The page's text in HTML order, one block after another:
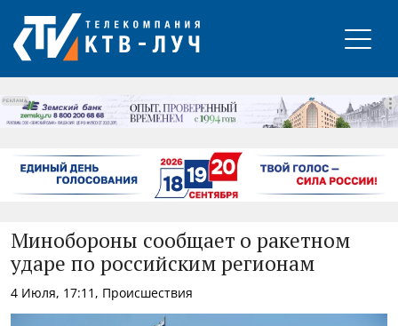
РЕКЛАМА
Минобороны сообщает о ракетном
ударе по российским регионам
4 Июля, 17:11, Происшествия